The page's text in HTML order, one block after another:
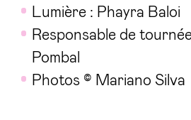
Lumière : Phayra Baloi
Responsable de
Pombal
Photos ©️ Mariano Silva